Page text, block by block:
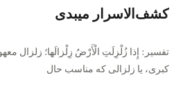
کشف‌الاسرار میبدی
تفسیر: إِذا زُلْزِلَتِ الْأَرْضُ زِلْزالَها؛ زلزال
کبرى، یا زلزالى که مناسب حال